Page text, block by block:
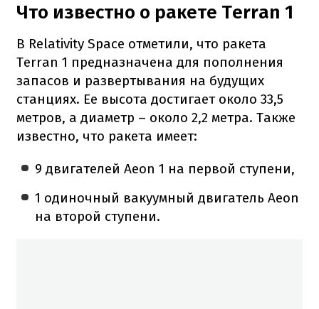
Что известно о ракете Terran 1
В Relativity Space отметили, что ракета
Terran 1 предназначена для пополнения
запасов и развертывания на будущих
станциях. Ее высота достигает около 33,5
метров, а диаметр – около 2,2 метра. Также
известно, что ракета имеет:
9 двигателей Aeon 1 на первой ступени,
1 одиночный вакуумный двигатель Aeon
на второй ступени.